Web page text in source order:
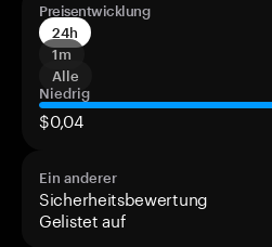
Preisentwicklung
24h
1m
Alle
Niedrig
$0,04
Ein anderer
Sicherheitsbewertung
Gelistet auf